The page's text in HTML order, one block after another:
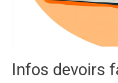
Infos devoirs